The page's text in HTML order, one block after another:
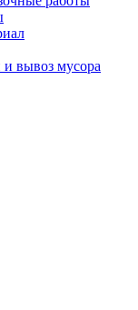
вывоз мусора